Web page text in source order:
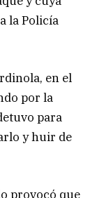
la Policía
en el
por la
para
y huir de
provocó que